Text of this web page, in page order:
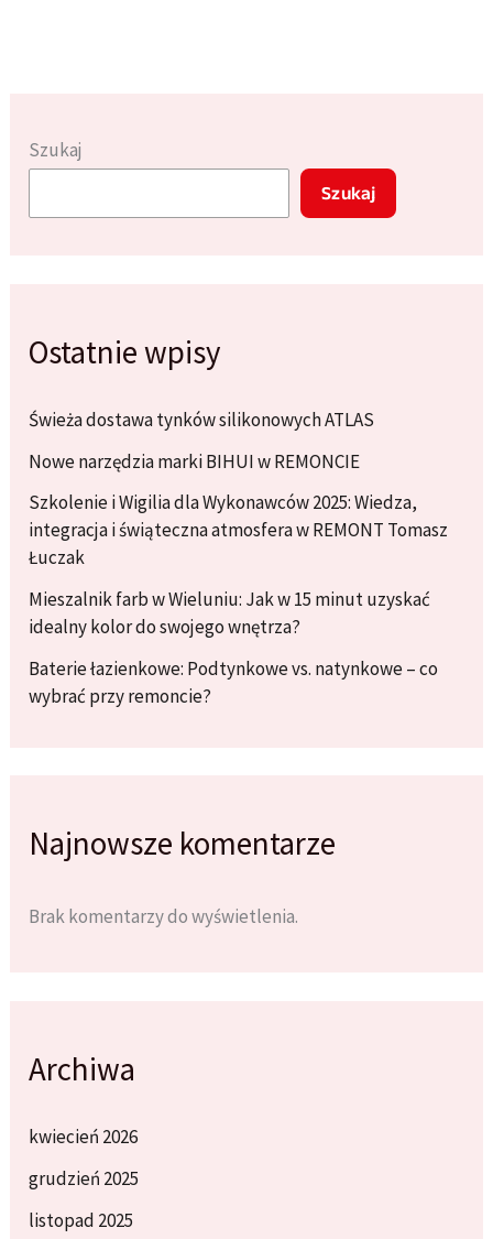
Szukaj
Szukaj
Ostatnie wpisy
Świeża dostawa tynków silikonowych ATLAS
Nowe narzędzia marki BIHUI w REMONCIE
Szkolenie i Wigilia dla Wykonawców 2025: Wiedza,
integracja i świąteczna atmosfera w REMONT Tomasz
Łuczak
Mieszalnik farb w Wieluniu: Jak w 15 minut uzyskać
idealny kolor do swojego wnętrza?
Baterie łazienkowe: Podtynkowe vs. natynkowe – co
wybrać przy remoncie?
Najnowsze komentarze
Brak komentarzy do wyświetlenia.
Archiwa
kwiecień 2026
grudzień 2025
listopad 2025